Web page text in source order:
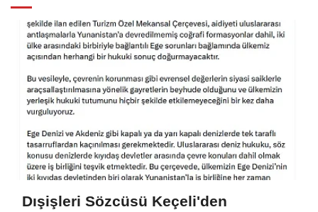
Dışişleri Sözcüsü Keçeli'den